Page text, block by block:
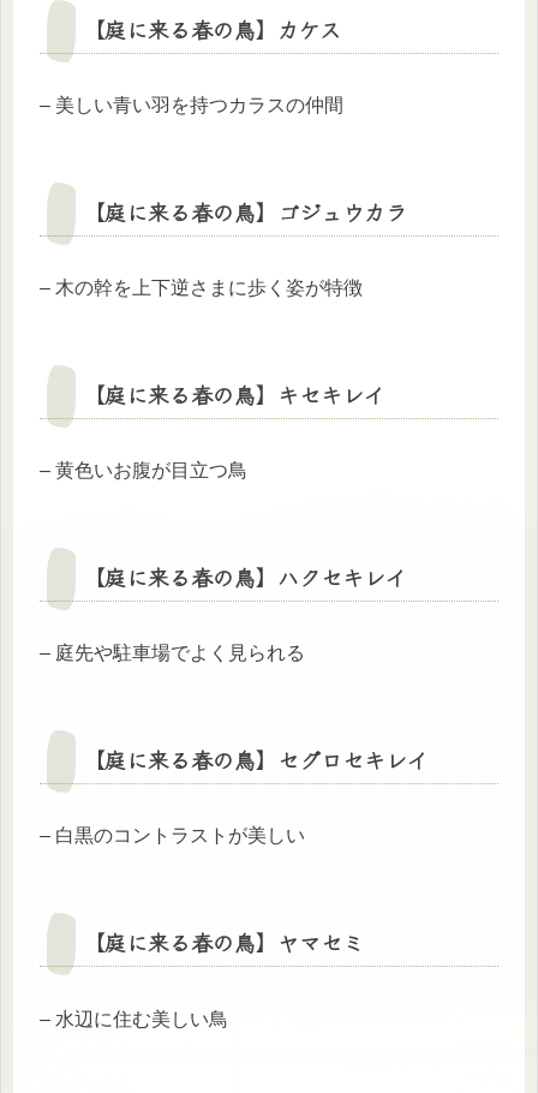
【庭に来る春の鳥】 カケス
– 美しい青い羽を持つカラスの仲間
【庭に来る春の鳥】 ゴジュウカラ
– 木の幹を上下逆さまに歩く姿が特徴
【庭に来る春の鳥】 キセキレイ
– 黄色いお腹が目立つ鳥
【庭に来る春の鳥】 ハクセキレイ
– 庭先や駐車場でよく見られる
【庭に来る春の鳥】 セグロセキレイ
– 白黒のコントラストが美しい
【庭に来る春の鳥】 ヤマセミ
– 水辺に住む美しい鳥